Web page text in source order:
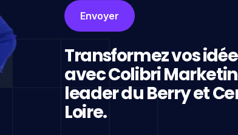
Transformez vos
avec Colibri
leader du Berry et
Loire.